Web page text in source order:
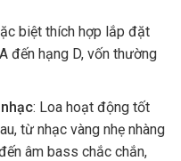
biệt thích hợp lắp đặt
đến hạng D, vốn thường
: Loa hoạt động tốt
từ nhạc vàng nhẹ nhàng
âm bass chắc chắn,